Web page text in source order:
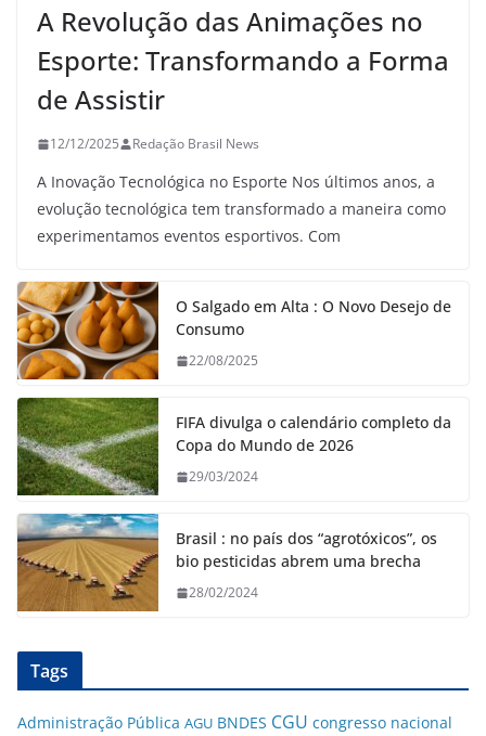
A Revolução das Animações no
Esporte: Transformando a Forma
de Assistir
12/12/2025 Redação Brasil News
A Inovação Tecnológica no Esporte Nos últimos anos, a
evolução tecnológica tem transformado a maneira como
experimentamos eventos esportivos. Com
O Salgado em Alta : O Novo Desejo de
Consumo
22/08/2025
FIFA divulga o calendário completo da
Copa do Mundo de 2026
29/03/2024
Brasil : no país dos “agrotóxicos”, os
bio pesticidas abrem uma brecha
28/02/2024
Tags
Administração Pública AGU BNDES CGU congresso nacional